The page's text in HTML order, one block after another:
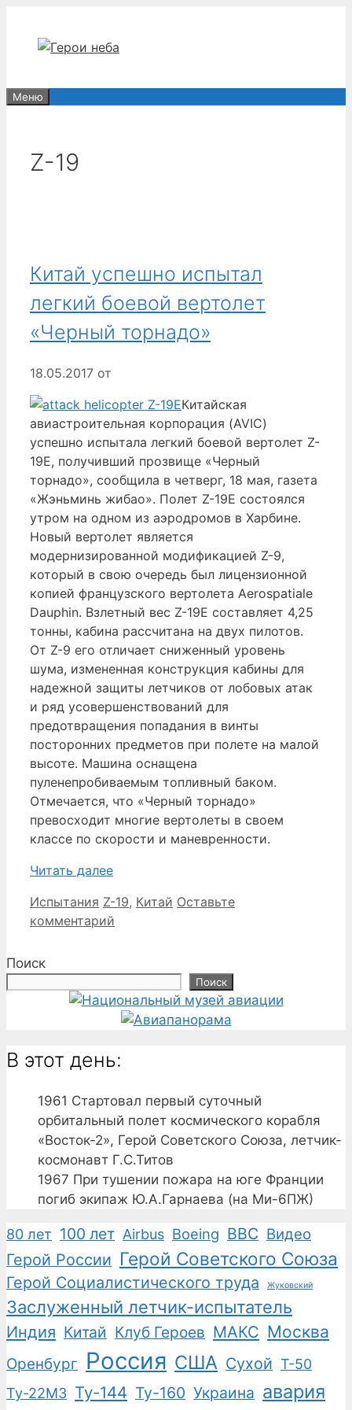
содержимому
Меню
Z-19
Китай успешно испытал
легкий боевой вертолет
«Черный торнадо»
18.05.2017 от
Китайская
авиастроительная корпорация (AVIC)
успешно испытала легкий боевой вертолет Z-
19E, получивший прозвище «Черный
торнадо», сообщила в четверг, 18 мая, газета
«Жэньминь жибао». Полет Z-19E состоялся
утром на одном из аэродромов в Харбине.
Новый вертолет является
модернизированной модификацией Z-9,
который в свою очередь был лицензионной
копией французского вертолета Aerospatiale
Dauphin. Взлетный вес Z-19E составляет 4,25
тонны, кабина рассчитана на двух пилотов.
От Z-9 его отличает сниженный уровень
шума, измененная конструкция кабины для
надежной защиты летчиков от лобовых атак
и ряд усовершенствований для
предотвращения попадания в винты
посторонних предметов при полете на малой
высоте. Машина оснащена
пуленепробиваемым топливный баком.
Отмечается, что «Черный торнадо»
превосходит многие вертолеты в своем
классе по скорости и маневренности.
Читать далее
Рубрики
Испытания Метки
Z-19, Китай Оставьте
комментарий
Поиск
Поиск
В этот день:
1961 Стартовал первый суточный
орбитальный полет космического корабля
«Восток-2», Герой Советского Союза, летчик-
космонавт Г.С.Титов
1967 При тушении пожара на юге Франции
погиб экипаж Ю.А.Гарнаева (на Ми-6ПЖ)
80 лет 100 лет Airbus Boeing ВВС Видео
Герой России Герой Советского Союза
Герой Социалистического труда Жуковский
Заслуженный летчик-испытатель
Индия Китай Клуб Героев МАКС Москва
Оренбург Россия США Сухой Т-50
Ту-22М3 Ту-144 Ту-160 Украина авария